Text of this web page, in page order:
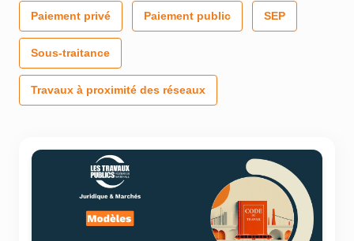
Paiement privé Paiement public SEP
Sous-traitance
Travaux à proximité des réseaux